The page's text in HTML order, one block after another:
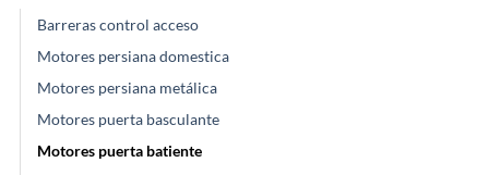
Barreras control acceso
Motores persiana domestica
Motores persiana metálica
Motores puerta basculante
Motores puerta batiente